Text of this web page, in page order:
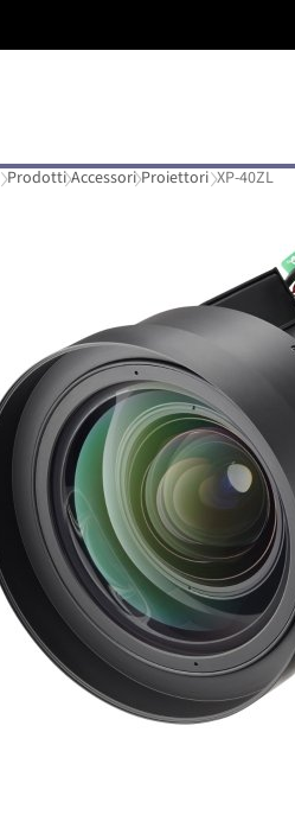
Prodotti Accessori Proiettori XP-40ZL